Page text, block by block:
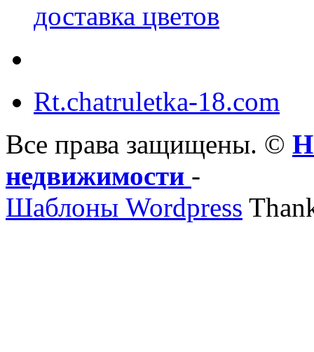
доставка цветов
Rt.chatruletka-18.com
Все права защищены. ©
недвижимости -
Шаблоны Wordpress